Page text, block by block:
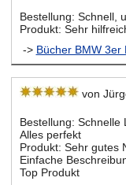
Bestellung: Schnell,
Produkt: Sehr
-> Bücher BMW 3er
von
Bestellung: Schnelle
Alles perfekt
Produkt: Sehr gutes
Einfache
Top Produkt